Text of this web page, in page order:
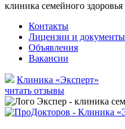
клиника семейного здоровья
Контакты
Лицензии и документы
Объявления
Вакансии
Клиника «Эксперт»
читать отзывы